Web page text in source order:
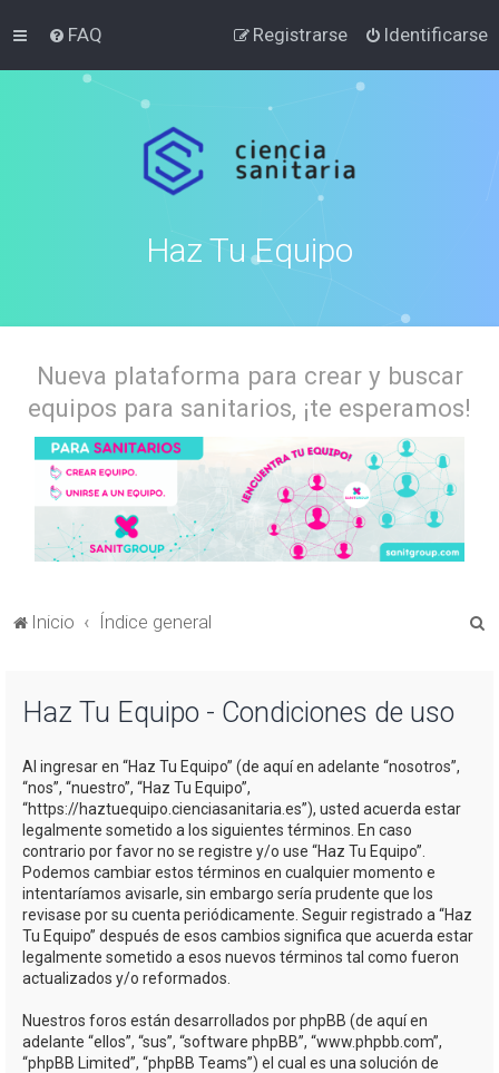
FAQ Identificarse
Registrarse
Haz Tu Equipo
Nueva plataforma para crear y buscar
equipos para sanitarios, ¡te esperamos!
Inicio Índice general
Haz Tu Equipo - Condiciones de uso
Al ingresar en “Haz Tu Equipo” (de aquí en adelante “nosotros”,
“nos”, “nuestro”, “Haz Tu Equipo”,
“https://haztuequipo.cienciasanitaria.es”), usted acuerda estar
legalmente sometido a los siguientes términos. En caso
contrario por favor no se registre y/o use “Haz Tu Equipo”.
Podemos cambiar estos términos en cualquier momento e
intentaríamos avisarle, sin embargo sería prudente que los
revisase por su cuenta periódicamente. Seguir registrado a “Haz
Tu Equipo” después de esos cambios significa que acuerda estar
legalmente sometido a esos nuevos términos tal como fueron
actualizados y/o reformados.
Nuestros foros están desarrollados por phpBB (de aquí en
adelante “ellos”, “sus”, “software phpBB”, “www.phpbb.com”,
“phpBB Limited”, “phpBB Teams”) el cual es una solución de